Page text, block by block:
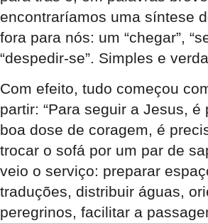
encontraríamos uma síntese
fora para nós: um “chegar”,
“despedir-se”. Simples e
Com efeito, tudo começou
partir: “Para seguir a Jesus, é
boa dose de coragem, é
trocar o sofá por um par de
veio o serviço: preparar
traduções, distribuir águas,
peregrinos, facilitar a